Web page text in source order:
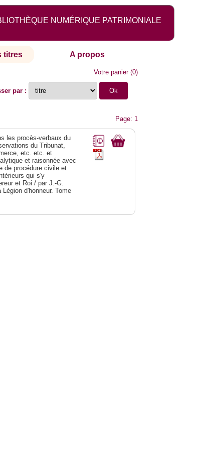
NUMÉRIQUE PATRIMONIALE
titres A propos
Votre panier(0)
par :
Page: 1
les procès-verbaux du
du Tribunat,
etc. etc. et
et raisonnée avec
de procédure civile et
qui s'y
et Roi / par J.-G.
d'honneur. Tome